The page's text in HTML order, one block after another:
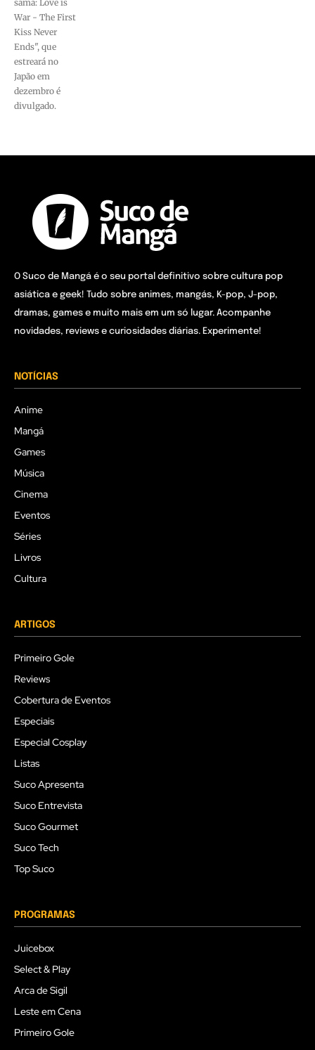
sama: Love is
War - The First
Kiss Never
Ends", que
estreará no
Japão em
dezembro é
divulgado.
O Suco de Mangá é o seu portal definitivo sobre cultura pop
asiática e geek! Tudo sobre animes, mangás, K-pop, J-pop,
dramas, games e muito mais em um só lugar. Acompanhe
novidades, reviews e curiosidades diárias. Experimente!
NOTÍCIAS
Anime
Mangá
Games
Música
Cinema
Eventos
Séries
Livros
Cultura
ARTIGOS
Primeiro Gole
Reviews
Cobertura de Eventos
Especiais
Especial Cosplay
Listas
Suco Apresenta
Suco Entrevista
Suco Gourmet
Suco Tech
Top Suco
PROGRAMAS
Juicebox
Select & Play
Arca de Sigil
Leste em Cena
Primeiro Gole